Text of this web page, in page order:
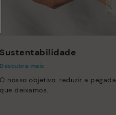
Sustentabilidade
Descubra mais
O nosso objetivo: reduzir a pegada
que deixamos.